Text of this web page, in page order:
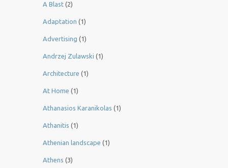
A Blast (2)
Adaptation (1)
Advertising (1)
Andrzej Zulawski (1)
Architecture (1)
At Home (1)
Athanasios Karanikolas (1)
Athanitis (1)
Athenian landscape (1)
Athens (3)